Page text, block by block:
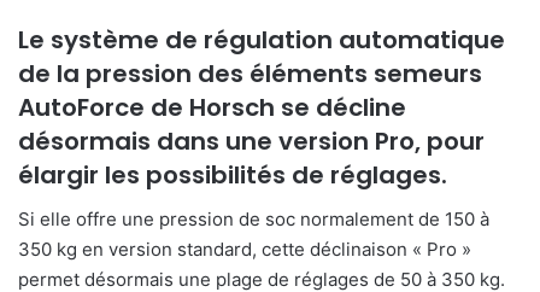
Le système de régulation automatique
de la pression des éléments semeurs
AutoForce de Horsch se décline
désormais dans une version Pro, pour
élargir les possibilités de réglages.
Si elle offre une pression de soc normalement de 150 à
350 kg en version standard, cette déclinaison « Pro »
permet désormais une plage de réglages de 50 à 350 kg.